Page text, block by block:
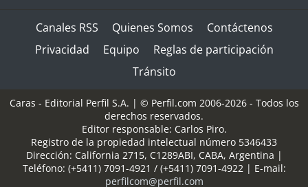
Canales RSS Quienes Somos
Contáctenos
Privacidad
Equipo
Reglas de participación
Tránsito
Caras - Editorial Perfil S.A. | © Perfil.com 2006-2026 - Todos los
derechos reservados.
Editor responsable: Carlos Piro.
Registro de la propiedad intelectual número 5346433
Dirección: California 2715, C1289ABI, CABA, Argentina |
Teléfono: (+5411) 7091-4921 / (+5411) 7091-4922| E-mail:
perfilcom@perfil.com